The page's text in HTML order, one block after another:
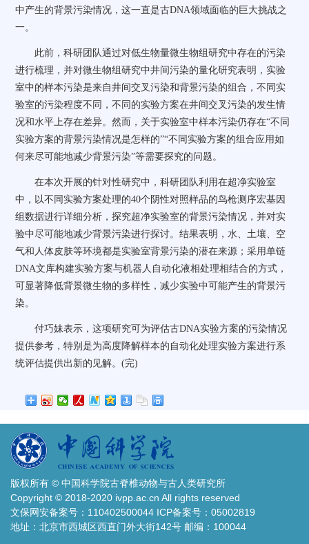
中产生的背景污染情况，这一直是古DNA领域面临的巨大挑战之
一。
此前，科研团队通过对低生物量微生物组研究中存在的污染
进行梳理，并对微生物组研究中井间污染的量化研究表明，实验
室中的样本污染是来自井间交叉污染和背景污染的组合，不同实
验室的污染程度不同，不同的实验方案在井间交叉污染的发生情
况和水平上存在差异。然而，关于实验室中样本污染仍存在“不同
实验方案的背景污染情况是怎样的”“不同实验方案的组合应用如
何来尽可能地减少背景污染”等需要探究的问题。
在本次开展的针对性研究中，科研团队利用在超净实验室
中，以不同实验方案处理的40个阴性对照样品的鸟枪测序宏基因
组数据进行详细分析，探究超净实验室的背景污染情况，并对实
验中尽可能地减少背景污染进行探讨。结果表明，水、土壤、空
气和人体皮肤等环境都是实验室背景污染的潜在来源；采用单链
DNA文库构建实验方案与机器人自动化液相处理相结合的方式，
可显著降低背景微生物的多样性，减少实验中可能产生的背景污
染。
付巧妹表示，这项研究可为评估古DNA实验方案的污染情况
提供参考，特别是为高度降解样本的自动化处理实验方案进行系
统评估提供出新的见解。(完)
版权所有 © 中国科学院古脊椎动物与古人类研究所
Copyright © 2018-2020 ivpp.ac.cn All rights reserved
文保网安备案号：110402500044 ICP备案号：05002819
地址：北京市西城区西直门外大街142号 邮编：100044